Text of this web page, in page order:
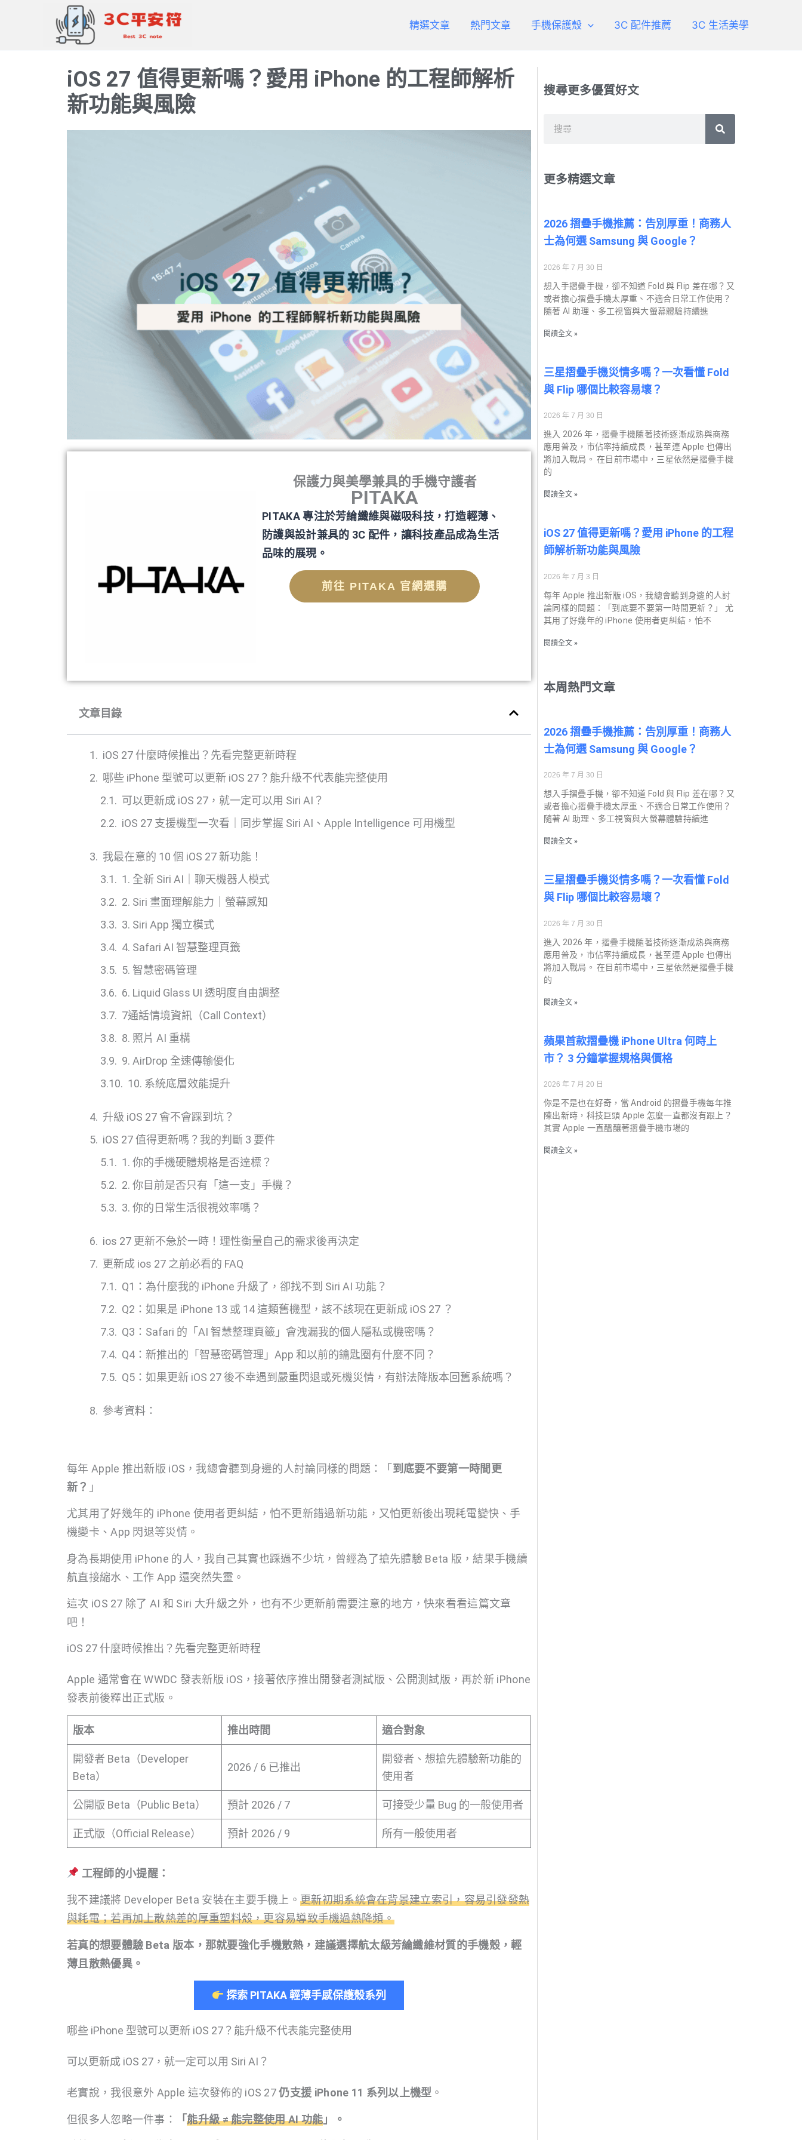
精選文章 熱門文章 手機保護殼 3C 配件推薦 3C 生活美學
iOS 27 值得更新嗎？愛用 iPhone 的工程師解析
新功能與風險
保護力與美學兼具的手機守護者
PITAKA
PITAKA 專注於芳綸纖維與磁吸科技，打造輕薄、
防護與設計兼具的 3C 配件，讓科技產品成為生活
品味的展現。
前往 PITAKA 官網選購
文章目錄
iOS 27 什麼時候推出？先看完整更新時程
哪些 iPhone 型號可以更新 iOS 27？能升級不代表能完整使用
可以更新成 iOS 27，就一定可以用 Siri AI？
iOS 27 支援機型一次看｜同步掌握 Siri AI、Apple Intelligence 可用機型
我最在意的 10 個 iOS 27 新功能！
1. 全新 Siri AI｜聊天機器人模式
2. Siri 畫面理解能力｜螢幕感知
3. Siri App 獨立模式
4. Safari AI 智慧整理頁籤
5. 智慧密碼管理
6. Liquid Glass UI 透明度自由調整
7通話情境資訊（Call Context）
8. 照片 AI 重構
9. AirDrop 全速傳輸優化
10. 系統底層效能提升
升級 iOS 27 會不會踩到坑？
iOS 27 值得更新嗎？我的判斷 3 要件
1. 你的手機硬體規格是否達標？
2. 你目前是否只有「這一支」手機？
3. 你的日常生活很視效率嗎？
ios 27 更新不急於一時！理性衡量自己的需求後再決定
更新成 ios 27 之前必看的 FAQ
Q1：為什麼我的 iPhone 升級了，卻找不到 Siri AI 功能？
Q2：如果是 iPhone 13 或 14 這類舊機型，該不該現在更新成 iOS 27 ？
Q3：Safari 的「AI 智慧整理頁籤」會洩漏我的個人隱私或機密嗎？
Q4：新推出的「智慧密碼管理」App 和以前的鑰匙圈有什麼不同？
Q5：如果更新 iOS 27 後不幸遇到嚴重閃退或死機災情，有辦法降版本回舊系統嗎？
參考資料：
每年 Apple 推出新版 iOS，我總會聽到身邊的人討論同樣的問題：「到底要不要第一時間更
新？ 」
尤其用了好幾年的 iPhone 使用者更糾結，怕不更新錯過新功能，又怕更新後出現耗電變快、手
機變卡、App 閃退等災情。
身為長期使用 iPhone 的人，我自己其實也踩過不少坑，曾經為了搶先體驗 Beta 版，結果手機續
航直接縮水、工作 App 還突然失靈。
這次 iOS 27 除了 AI 和 Siri 大升級之外，也有不少更新前需要注意的地方，快來看看這篇文章
吧！
iOS 27 什麼時候推出？先看完整更新時程
Apple 通常會在 WWDC 發表新版 iOS，接著依序推出開發者測試版、公開測試版，再於新 iPhone
發表前後釋出正式版。
版本 推出時間 適合對象
開發者 Beta（Developer
Beta）
2026 / 6 已推出
開發者、想搶先體驗新功能的
使用者
公開版 Beta（Public Beta） 預計 2026 / 7 可接受少量 Bug 的一般使用者
正式版（Official Release） 預計 2026 / 9 所有一般使用者
工程師的小提醒：
我不建議將 Developer Beta 安裝在主要手機上。更新初期系統會在背景建立索引，容易引發發熱
與耗電；若再加上散熱差的厚重塑料殼，更容易導致手機過熱降頻。
若真的想要體驗 Beta 版本，那就要強化手機散熱，建議選擇航太級芳綸纖維材質的手機殼，輕
薄且散熱優異。
探索 PITAKA 輕薄手感保護殼系列
哪些 iPhone 型號可以更新 iOS 27？能升級不代表能完整使用
可以更新成 iOS 27，就一定可以用 Siri AI？
老實說，我很意外 Apple 這次發佈的 iOS 27仍支援 iPhone 11 系列以上機型 。
但很多人忽略一件事： 「能升級 ≠ 能完整使用 AI 功能 」。
搜尋更多優質好文
更多精選文章
2026 摺疊手機推薦：告別厚重！商務人
士為何選 Samsung 與 Google？
2026 年 7 月 30 日
想入手摺疊手機，卻不知道 Fold 與 Flip 差在哪？又
或者擔心摺疊手機太厚重、不適合日常工作使用？
隨著 AI 助理、多工視窗與大螢幕體驗持續進
閱讀全文 »
三星摺疊手機災情多嗎？一次看懂 Fold
與 Flip 哪個比較容易壞？
2026 年 7 月 30 日
進入 2026 年，摺疊手機隨著技術逐漸成熟與商務
應用普及，市佔率持續成長，甚至連 Apple 也傳出
將加入戰局。 在目前市場中，三星依然是摺疊手機
的
閱讀全文 »
iOS 27 值得更新嗎？愛用 iPhone 的工程
師解析新功能與風險
2026 年 7 月 3 日
每年 Apple 推出新版 iOS，我總會聽到身邊的人討
論同樣的問題：「到底要不要第一時間更新？」 尤
其用了好幾年的 iPhone 使用者更糾結，怕不
閱讀全文 »
本周熱門文章
2026 摺疊手機推薦：告別厚重！商務人
士為何選 Samsung 與 Google？
2026 年 7 月 30 日
想入手摺疊手機，卻不知道 Fold 與 Flip 差在哪？又
或者擔心摺疊手機太厚重、不適合日常工作使用？
隨著 AI 助理、多工視窗與大螢幕體驗持續進
閱讀全文 »
三星摺疊手機災情多嗎？一次看懂 Fold
與 Flip 哪個比較容易壞？
2026 年 7 月 30 日
進入 2026 年，摺疊手機隨著技術逐漸成熟與商務
應用普及，市佔率持續成長，甚至連 Apple 也傳出
將加入戰局。 在目前市場中，三星依然是摺疊手機
的
閱讀全文 »
蘋果首款摺疊機 iPhone Ultra 何時上
市？ 3 分鐘掌握規格與價格
2026 年 7 月 20 日
你是不是也在好奇，當 Android 的摺疊手機每年推
陳出新時，科技巨頭 Apple 怎麼一直都沒有跟上？
其實 Apple 一直醞釀著摺疊手機市場的
閱讀全文 »